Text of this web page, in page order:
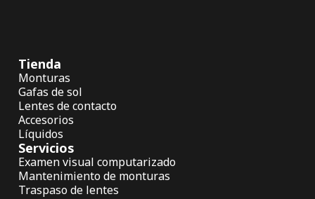
Tienda
Monturas
Gafas de sol
Lentes de contacto
Accesorios
Líquidos
Servicios
Examen visual computarizado
Mantenimiento de monturas
Traspaso de lentes